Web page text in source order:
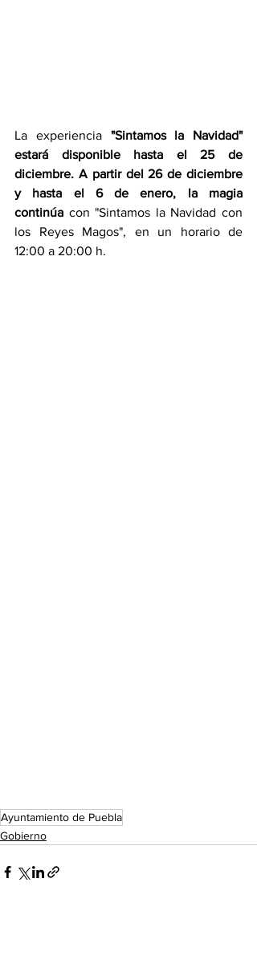
La experiencia "Sintamos la Navidad"
estará disponible hasta el 25 de
diciembre. A partir del 26 de diciembre
y hasta el 6 de enero, la magia
continúa con "Sintamos la Navidad con
los Reyes Magos", en un horario de
12:00 a 20:00 h.
Ayuntamiento de Puebla
Gobierno